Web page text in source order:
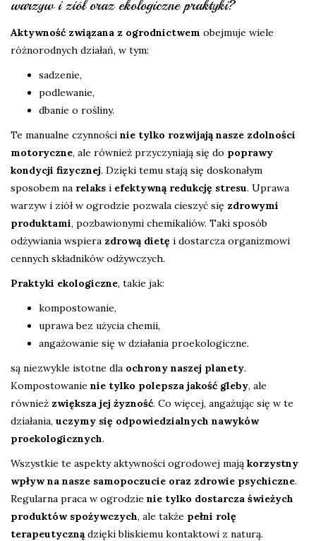
warzyw i ziół oraz ekologiczne praktyki?
Aktywność związana z ogrodnictwem obejmuje wiele
różnorodnych działań, w tym:
sadzenie,
podlewanie,
dbanie o rośliny.
Te manualne czynności nie tylko rozwijają nasze zdolności
motoryczne, ale również przyczyniają się do poprawy
kondycji fizycznej. Dzięki temu stają się doskonałym
sposobem na relaks i efektywną redukcję stresu. Uprawa
warzyw i ziół w ogrodzie pozwala cieszyć się zdrowymi
produktami, pozbawionymi chemikaliów. Taki sposób
odżywiania wspiera zdrową dietę i dostarcza organizmowi
cennych składników odżywczych.
Praktyki ekologiczne, takie jak:
kompostowanie,
uprawa bez użycia chemii,
angażowanie się w działania proekologiczne.
są niezwykle istotne dla ochrony naszej planety.
Kompostowanie nie tylko polepsza jakość gleby, ale
również zwiększa jej żyzność. Co więcej, angażując się w te
działania, uczymy się odpowiedzialnych nawyków
proekologicznych.
Wszystkie te aspekty aktywności ogrodowej mają korzystny
wpływ na nasze samopoczucie oraz zdrowie psychiczne.
Regularna praca w ogrodzie nie tylko dostarcza świeżych
produktów spożywczych, ale także pełni rolę
terapeutycznądzięki bliskiemu kontaktowi z naturą.